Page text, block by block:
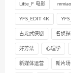
Litte_F 电影
YFS_EDIT 4K
古龙武侠剧 名侦探
好芳法 心理学
新媒体运营 新片场